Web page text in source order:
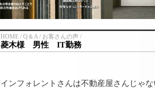
HOME / Q＆A / お客さんの声 /
菱木様 男性 IT勤務
インフォレントさんは不動産屋さんじゃ